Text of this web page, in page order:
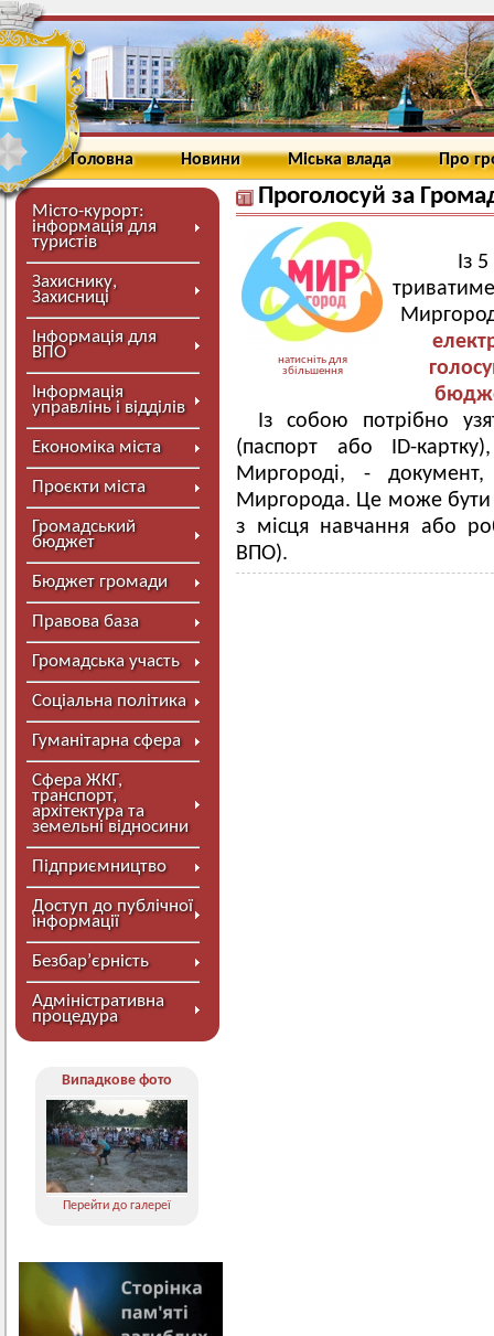
Головна Новини Міська влада Про
Місто-курорт:
інформація для
туристів
Захиснику,
Захисниці
Інформація для
ВПО
Інформація
управлінь і відділів
Економіка міста
Проєкти міста
Громадський
бюджет
Бюджет громади
Правова база
Громадська участь
Соціальна політика
Гуманітарна сфера
Сфера ЖКГ,
транспорт,
архітектура та
земельні відносини
Підприємництво
Доступ до публічної
інформації
Безбар’єрність
Адміністративна
процедура
Випадкове фото
Перейти до галереї
Проголосуй за
натисніть для
збільшення
Із
Із собою потрібно
(паспорт або ID-
Миргороді, -
Миргорода. Це може бути
з місця навчання або
ВПО).